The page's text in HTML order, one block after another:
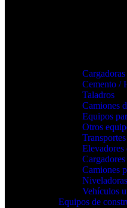
Cemento /
Taladros
Camiones
Equipos
Otros
Elevadores
Camiones
Vehículos
Equipos de